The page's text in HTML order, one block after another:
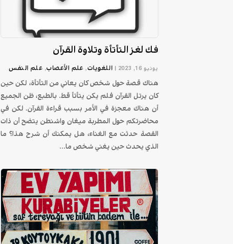
فك لغز التأتأة وتلاوة القرآن
يونيو 16, 2023 | اللغويات, علم الأعصاب, علم النفس
هناك قصة حول شخص كان يعاني من التأتأة، لكن حين
كان يرتل القرآن فلم يكن يتأتأ قط. بالطبع، ظن الجميع
أن هناك معجزة في الأمر بسبب قراءة القرآن. لكن في
محاضرتكم حول المطربة ميغان واشنطن يتضح أن ذات
القصة حدثت مع الغناء، هل يمكنك أن شرح هذا؟ ما
الذي يحدث حين يغني شخص ما...